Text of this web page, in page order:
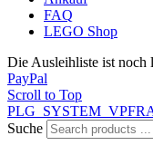
FAQ
LEGO Shop
Die Ausleihliste ist noch
PayPal
Scroll to Top
Suche